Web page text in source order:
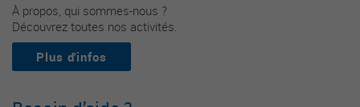
À propos, qui sommes-nous ?
Découvrez toutes nos activités.
Plus d'infos